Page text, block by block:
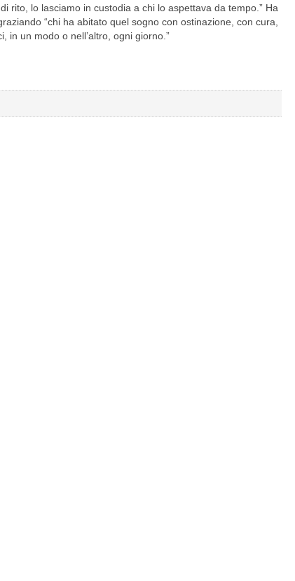
rito, lo lasciamo in custodia a chi lo aspettava da tempo.” Ha
“chi ha abitato quel sogno con ostinazione, con cura,
in un modo o nell’altro, ogni giorno.”